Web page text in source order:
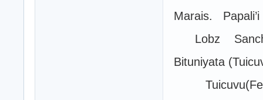
Marais.
Lobz
Bituniyata